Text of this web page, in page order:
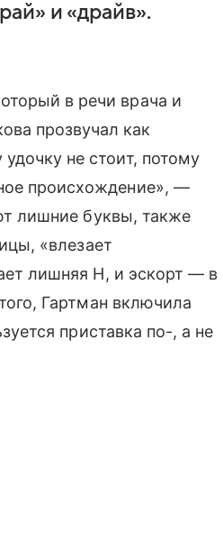
и «драйв».
в речи врача и
прозвучал как
не стоит, потому
происхождение», —
лишние буквы, также
«влезает
лишняя Н, и эскорт — в
Гартман включила
приставка по-, а не